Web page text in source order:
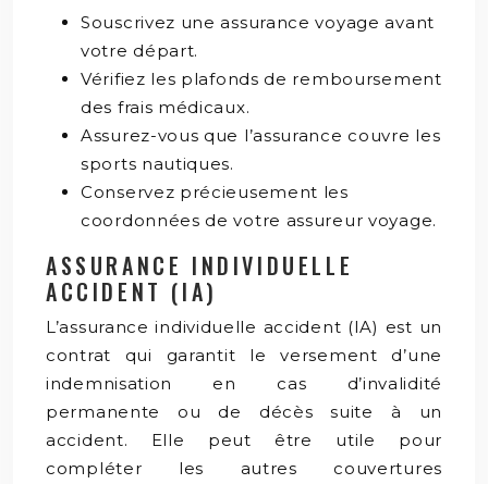
Souscrivez une assurance voyage avant
votre départ.
Vérifiez les plafonds de remboursement
des frais médicaux.
Assurez-vous que l’assurance couvre les
sports nautiques.
Conservez précieusement les
coordonnées de votre assureur voyage.
ASSURANCE INDIVIDUELLE
ACCIDENT (IA)
L’assurance individuelle accident (IA) est un
contrat qui garantit le versement d’une
indemnisation en cas d’invalidité
permanente ou de décès suite à un
accident. Elle peut être utile pour
compléter les autres couvertures